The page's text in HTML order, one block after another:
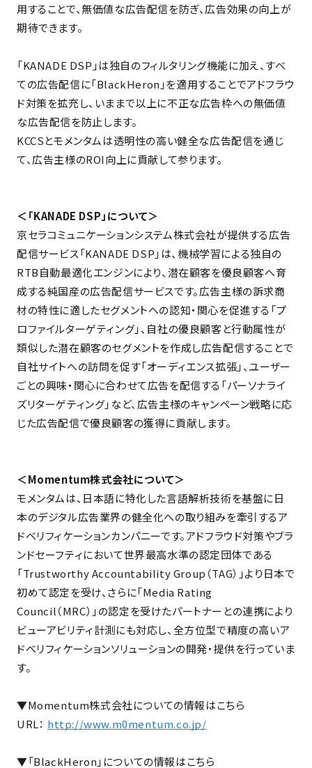
用することで、無価値な広告配信を防ぎ、広告効果の向上が
期待できます。
「KANADE DSP」は独自のフィルタリング機能に加え、すべ
ての広告配信に「BlackHeron」を適用することでアドフラウ
ド対策を拡充し、いままで以上に不正な広告枠への無価値
な広告配信を防止します。
KCCSとモメンタムは透明性の高い健全な広告配信を通じ
て、広告主様のROI向上に貢献して参ります。
＜「KANADE DSP」について＞
京セラコミュニケーションシステム株式会社が提供する広告
配信サービス「KANADE DSP」は、機械学習による独自の
RTB自動最適化エンジンにより、潜在顧客を優良顧客へ育
成する純国産の広告配信サービスです。広告主様の訴求商
材の特性に適したセグメントへの認知・関心を促進する「プ
ロファイルターゲティング」、自社の優良顧客と行動属性が
類似した潜在顧客のセグメントを作成し広告配信することで
自社サイトへの訪問を促す「オーディエンス拡張」、ユーザー
ごとの興味・関心に合わせて広告を配信する「パーソナライ
ズリターゲティング」など、広告主様のキャンペーン戦略に応
じた広告配信で優良顧客の獲得に貢献します。
＜Momentum株式会社について＞
モメンタムは、日本語に特化した言語解析技術を基盤に日
本のデジタル広告業界の健全化への取り組みを牽引するア
ドベリフィケーションカンパニーです。アドフラウド対策やブラ
ンドセーフティにおいて世界最高水準の認定団体である
「Trustworthy Accountability Group（TAG）」より日本で
初めて認定を受け、さらに「Media Rating
Council（MRC）」の認定を受けたパートナーとの連携により
ビューアビリティ計測にも対応し、全方位型で精度の高いア
ドベリフィケーションソリューションの開発・提供を行っていま
す。
▼Momentum株式会社についての情報はこちら
URL： http://www.m0mentum.co.jp/
▼「BlackHeron」についての情報はこちら